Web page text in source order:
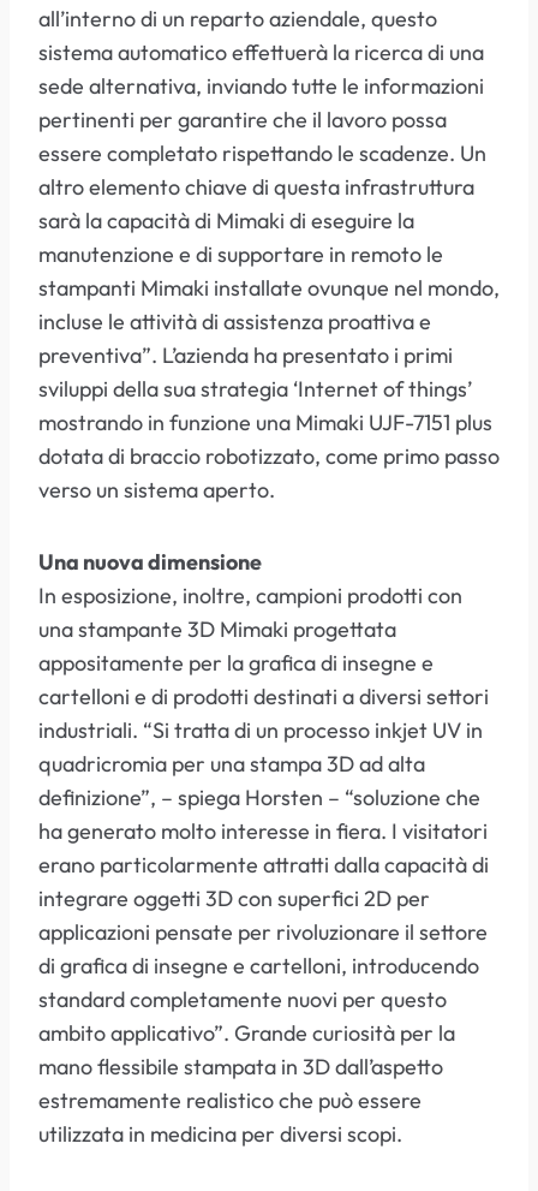
all’interno di un reparto aziendale, questo
sistema automatico effettuerà la ricerca di una
sede alternativa, inviando tutte le informazioni
pertinenti per garantire che il lavoro possa
essere completato rispettando le scadenze. Un
altro elemento chiave di questa infrastruttura
sarà la capacità di Mimaki di eseguire la
manutenzione e di supportare in remoto le
stampanti Mimaki installate ovunque nel mondo,
incluse le attività di assistenza proattiva e
preventiva”. L’azienda ha presentato i primi
sviluppi della sua strategia ‘Internet of things’
mostrando in funzione una Mimaki UJF-7151 plus
dotata di braccio robotizzato, come primo passo
verso un sistema aperto.
Una nuova dimensione
In esposizione, inoltre, campioni prodotti con
una stampante 3D Mimaki progettata
appositamente per la grafica di insegne e
cartelloni e di prodotti destinati a diversi settori
industriali. “Si tratta di un processo inkjet UV in
quadricromia per una stampa 3D ad alta
definizione”, – spiega Horsten – “soluzione che
ha generato molto interesse in fiera. I visitatori
erano particolarmente attratti dalla capacità di
integrare oggetti 3D con superfici 2D per
applicazioni pensate per rivoluzionare il settore
di grafica di insegne e cartelloni, introducendo
standard completamente nuovi per questo
ambito applicativo”. Grande curiosità per la
mano flessibile stampata in 3D dall’aspetto
estremamente realistico che può essere
utilizzata in medicina per diversi scopi.